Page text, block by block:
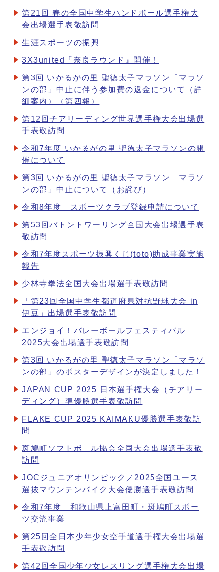
第21回 春の全国中学生ハンドボール選手権大
会出場選手表敬訪問
生涯スポーツの振興
3X3united『奈良ラウンド』開催！
第3回 いかるがの里 聖徳太子マラソン「マラソ
ンの部」中止に伴う参加費の返金について（詳
細案内）（第四報）
第12回チアリーディング世界選手権大会出場選
手表敬訪問
令和7年度 いかるがの里 聖徳太子マラソンの開
催について
第3回 いかるがの里 聖徳太子マラソン「マラソ
ンの部」中止について（お詫び）
令和8年度 スポーツクラブ登録申請について
第53回バトントワーリング全国大会出場選手表
敬訪問
令和7年度スポーツ振興くじ(toto)助成事業実施
報告
少林寺拳法全国大会出場選手表敬訪問
「第23回全国中学生都道府県対抗野球大会 in
伊豆」出場選手表敬訪問
エンジョイ！バレーボールフェスティバル
2025大会出場選手表敬訪問
第3回 いかるがの里 聖徳太子マラソン「マラソ
ンの部」のポスターデザインが決定しました！
JAPAN CUP 2025 日本選手権大会（チアリー
ディング）準優勝選手表敬訪問
FLAKE CUP 2025 KAIMAKU優勝選手表敬訪
問
斑鳩町ソフトボール協会全国大会出場選手表敬
訪問
JOCジュニアオリンピック／2025全国ユース
選抜マウンテンバイク大会優勝選手表敬訪問
令和7年度 和歌山県上富田町・斑鳩町スポー
ツ交流事業
第25回全日本少年少女空手道選手権大会出場選
手表敬訪問
第42回全国少年少女レスリング選手権大会出場